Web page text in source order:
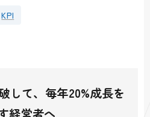
KPI
して、毎年20%成長を
経営者へ